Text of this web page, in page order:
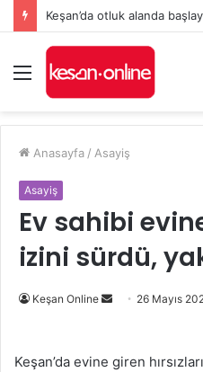
Keşan’da otluk alanda
Menü
Anasayfa / Asayiş
Asayiş
Ev sahibi
izini sürdü,
Keşan Online
Bir
göndermek
26 Mayıs
Keşan’da evine giren